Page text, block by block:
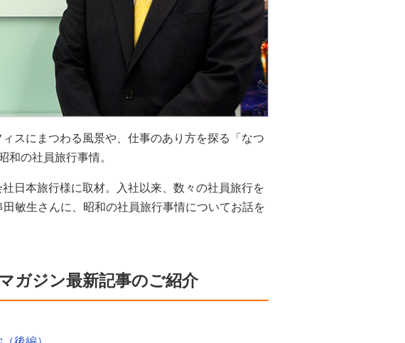
スにまつわる風景や、仕事のあり方を探る「なつ
和の社員旅行事情。
日本旅行様に取材。入社以来、数々の社員旅行を
敏生さんに、昭和の社員旅行事情についてお話を
ガジン最新記事のご紹介